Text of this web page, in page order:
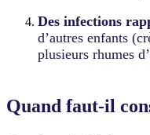
Des infections
d’autres enfants
plusieurs rhumes
Quand faut-il